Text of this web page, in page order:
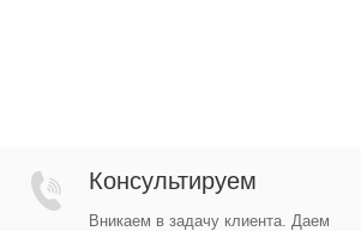
Консультируем
Вникаем в задачу клиента. Даем